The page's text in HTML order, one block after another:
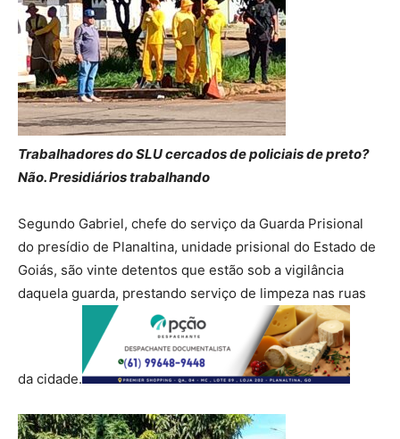
Trabalhadores do SLU cercados de policiais de preto?
Não. Presidiários trabalhando
Segundo Gabriel, chefe do serviço da Guarda Prisional
do presídio de Planaltina, unidade prisional do Estado de
Goiás, são vinte detentos que estão sob a vigilância
daquela guarda, prestando serviço de limpeza nas ruas
da cidade.